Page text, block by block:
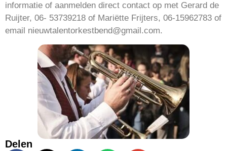
informatie of aanmelden direct contact op met Gerard de
Ruijter, 06- 53739218 of Mariëtte Frijters, 06-15962783 of
email nieuwtalentorkestbend@gmail.com.
Delen